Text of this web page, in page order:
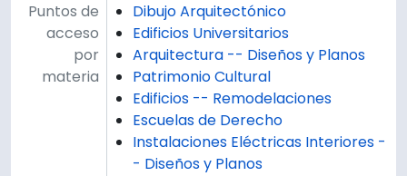
Puntos de
acceso
por
materia
Dibujo Arquitectónico
Edificios Universitarios
Arquitectura -- Diseños y Planos
Patrimonio Cultural
Edificios -- Remodelaciones
Escuelas de Derecho
Instalaciones Eléctricas Interiores -
- Diseños y Planos